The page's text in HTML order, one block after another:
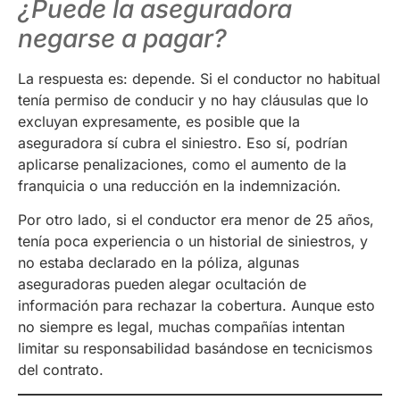
¿Puede la aseguradora
negarse a pagar?
La respuesta es: depende. Si el conductor no habitual
tenía permiso de conducir y no hay cláusulas que lo
excluyan expresamente, es posible que la
aseguradora sí cubra el siniestro. Eso sí, podrían
aplicarse penalizaciones, como el aumento de la
franquicia o una reducción en la indemnización.
Por otro lado, si el conductor era menor de 25 años,
tenía poca experiencia o un historial de siniestros, y
no estaba declarado en la póliza, algunas
aseguradoras pueden alegar ocultación de
información para rechazar la cobertura. Aunque esto
no siempre es legal, muchas compañías intentan
limitar su responsabilidad basándose en tecnicismos
del contrato.